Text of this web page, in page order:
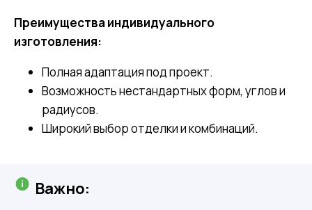
Преимущества индивидуального
изготовления:
Полная адаптация под проект.
Возможность нестандартных форм, углов и
радиусов.
Широкий выбор отделки и комбинаций.
Важно: